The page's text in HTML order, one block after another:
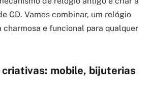
CD. Vamos combinar, um relógio
charmosa e funcional para qualquer
mobile, bijuterias